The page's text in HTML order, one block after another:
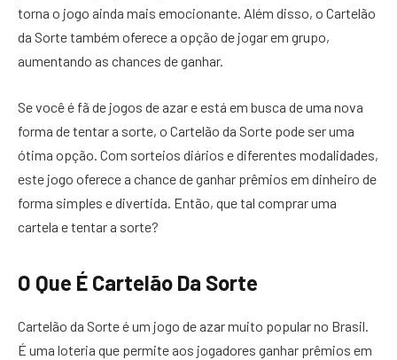
torna o jogo ainda mais emocionante. Além disso, o Cartelão
da Sorte também oferece a opção de jogar em grupo,
aumentando as chances de ganhar.
Se você é fã de jogos de azar e está em busca de uma nova
forma de tentar a sorte, o Cartelão da Sorte pode ser uma
ótima opção. Com sorteios diários e diferentes modalidades,
este jogo oferece a chance de ganhar prêmios em dinheiro de
forma simples e divertida. Então, que tal comprar uma
cartela e tentar a sorte?
O Que É Cartelão Da Sorte
Cartelão da Sorte é um jogo de azar muito popular no Brasil.
É uma loteria que permite aos jogadores ganhar prêmios em